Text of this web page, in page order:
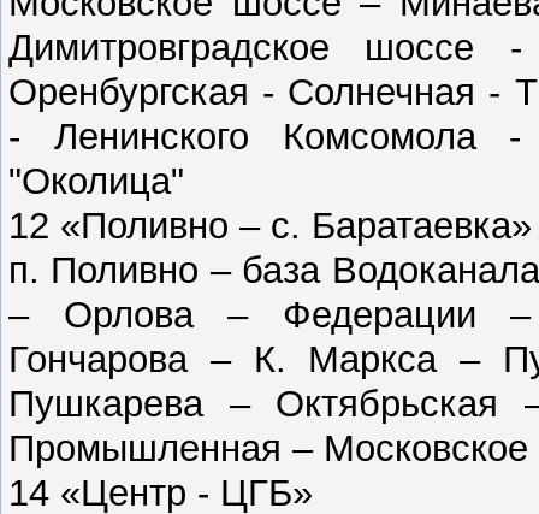
Димитровградское
Оренбургская - Солнечная -
- Ленинского Комсомола
"Околица"
12 «Поливно – с. Баратаевка»
п. Поливно – база
– Орлова – Федерации –
Гончарова – К. Маркса –
Пушкарева – Октябрьская
Промышленная –
14 «Центр - ЦГБ»